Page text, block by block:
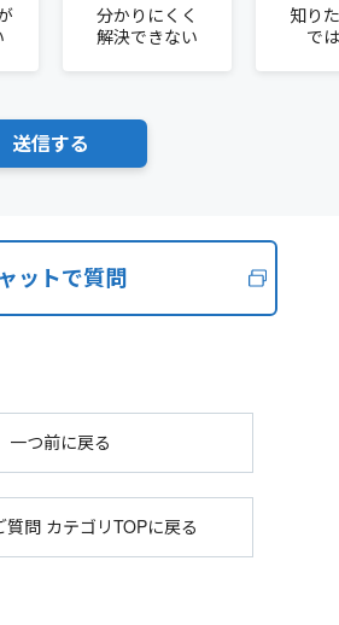
分かりにくく
解決できない
知り
で
ットで質問
一つ前に戻る
質問 カテゴリTOPに戻る